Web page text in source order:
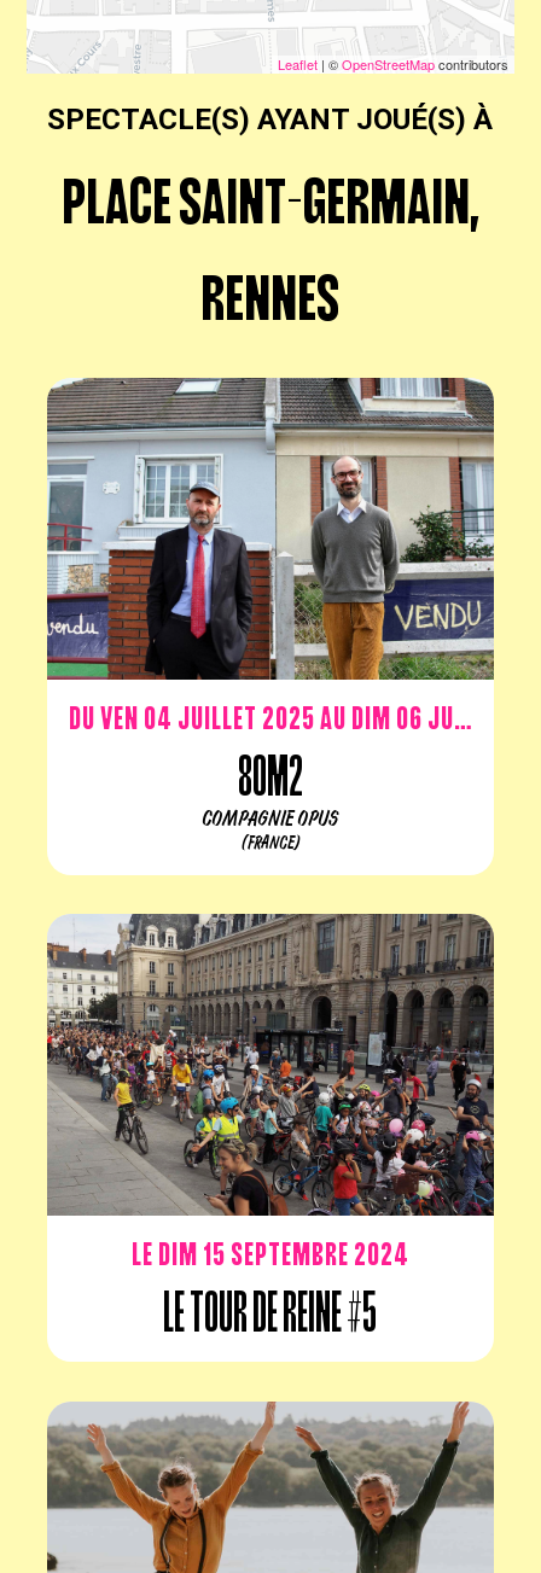
publics
Leaflet| ©OpenStreetMapcontributors
SPECTACLE(S) AYANT JOUÉ(S) À
PLACE SAINT-GERMAIN,
RENNES
Du ven 04 juillet 2025 au dim 06 juillet 2025
80m2
COMPAGNIE OPUS
(FRANCE)
Le dim 15 septembre 2024
Le Tour de Reine #5